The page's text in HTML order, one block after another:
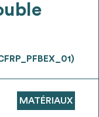
d’obtenir plus de
sur les modalités et
récupérations
MATÉRIAUX